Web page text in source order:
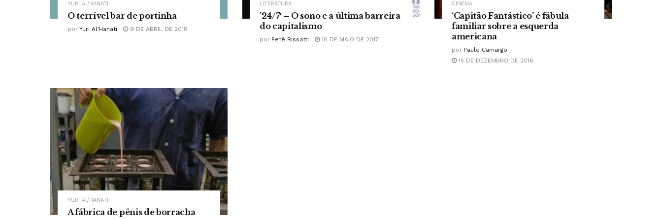
YURI AL'HANATI
O terrível bar de portinha
por Yuri Al'Hanati 9 DE ABRIL DE 2018
LITERATURA
’24/7′ – O sono e a última barreira
do capitalismo
por Petê Rissatti 18 DE MAIO DE 2017
CINEMA
‘Capitão Fantástico’ é fábula
familiar sobre a esquerda
americana
por Paulo Camargo
15 DE DEZEMBRO DE 2016
YURI AL'HANATI
A fábrica de pênis de borracha